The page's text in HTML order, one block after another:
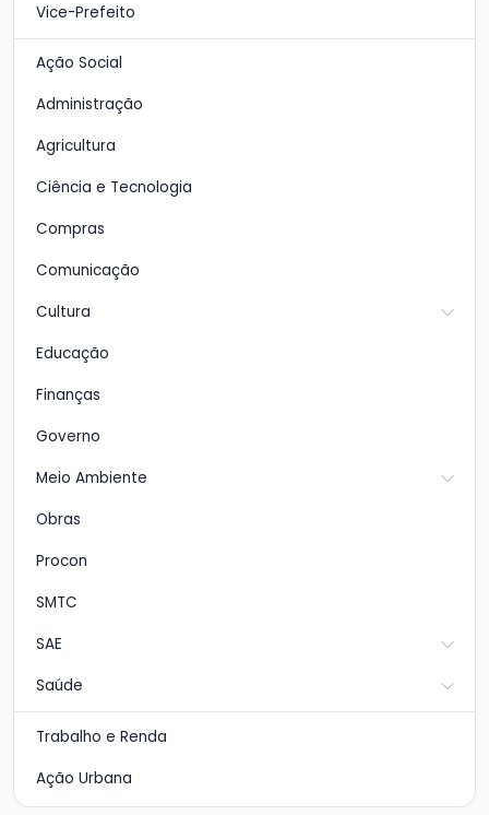
Vice-Prefeito
Ação Social
Administração
Agricultura
Ciência e Tecnologia
Compras
Comunicação
Cultura
Educação
Finanças
Governo
Meio Ambiente
Obras
Procon
SMTC
SAE
Saúde
Trabalho e Renda
Ação Urbana